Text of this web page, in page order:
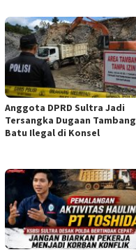
Anggota DPRD Sultra Jadi
Tersangka Dugaan Tambang
Batu Ilegal di Konsel